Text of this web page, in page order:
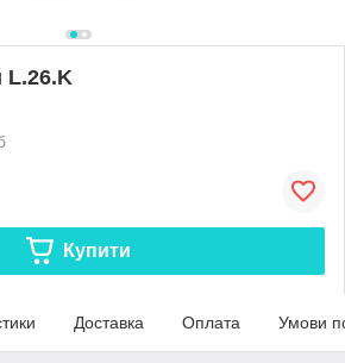
Купити
Доставка Оплата Умови